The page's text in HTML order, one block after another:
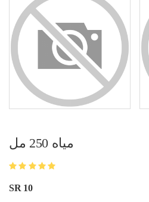
مياه 250 مل
SR 10